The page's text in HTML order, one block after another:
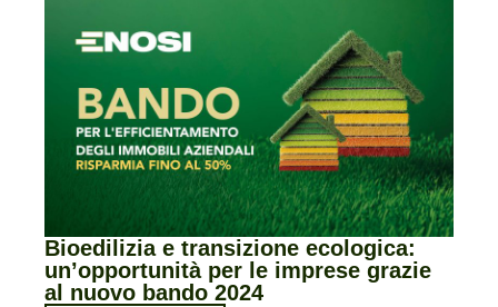
Bioedilizia e transizione ecologica:
un’opportunità per le imprese grazie
al nuovo bando 2024